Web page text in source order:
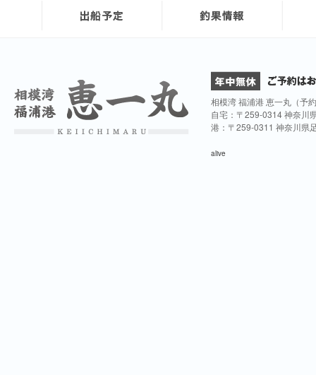
相模湾 福浦港 恵一丸（予
自宅：〒259-0314 神奈川
港：〒259-0311 神奈川県
alive